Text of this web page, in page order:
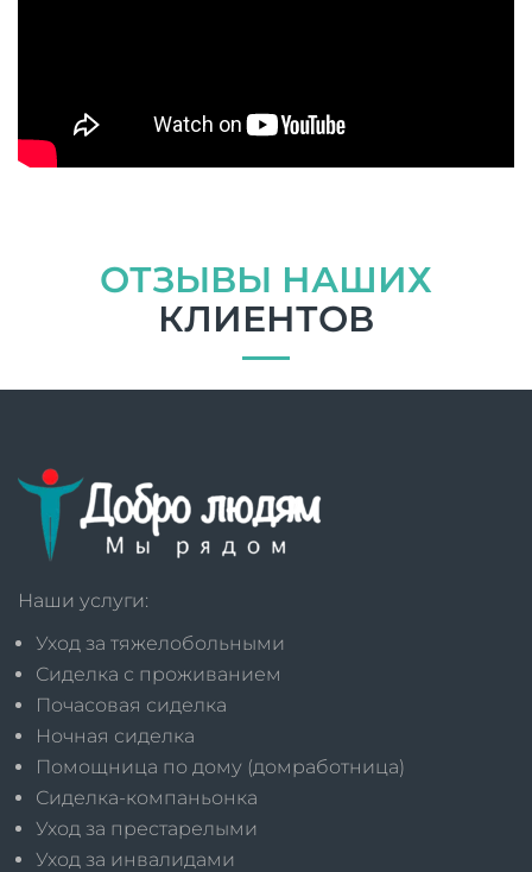
ОТЗЫВЫ НАШИХ
КЛИЕНТОВ
Наши услуги:
Уход за тяжелобольными
Сиделка с проживанием
Почасовая сиделка
Ночная сиделка
Помощница по дому (домработница)
Сиделка-компаньонка
Уход за престарелыми
Уход за инвалидами